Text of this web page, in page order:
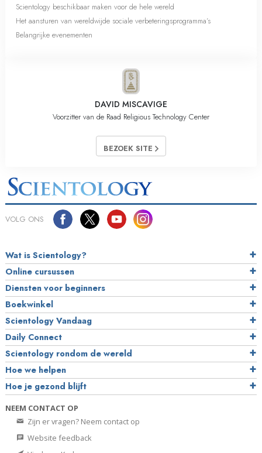
Scientology beschikbaar maken voor de hele wereld
Het aansturen van wereldwijde sociale verbeteringsprogramma’s
Belangrijke evenementen
DAVID MISCAVIGE
Voorzitter van de Raad Religious Technology Center
BEZOEK SITE
VOLG ONS
Wat is Scientology?
Online cursussen
Diensten voor beginners
Boekwinkel
Scientology Vandaag
Daily Connect
Scientology rondom de wereld
Hoe we helpen
Hoe je gezond blijft
NEEM CONTACT OP
Zijn er vragen? Neem contact op
Website feedback